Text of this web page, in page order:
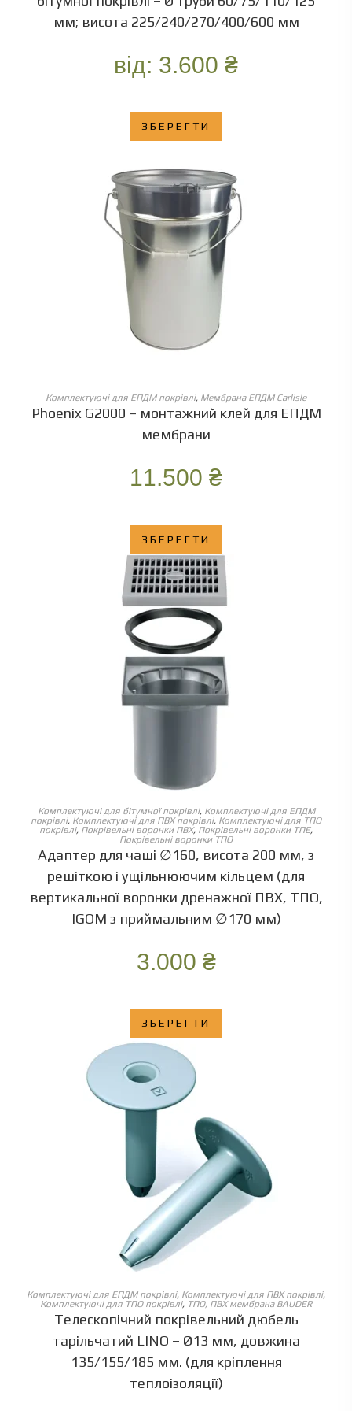
мм; висота 225/240/270/400/600 мм
від: 3.600 ₴
ЗБЕРЕГТИ
ОБЕРІТЬ ОПЦІЇ
Комплектуючі для ЕПДМ покрівлі, Мембрана ЕПДМ Carlisle
Phoenix G2000 – монтажний клей для ЕПДМ
мембрани
11.500 ₴
ЗБЕРЕГТИ
ОБЕРІТЬ ОПЦІЇ
Комплектуючі для бітумної покрівлі, Комплектуючі для ЕПДМ
покрівлі, Комплектуючі для ПВХ покрівлі, Комплектуючі для ТПО
покрівлі, Покрівельні воронки ПВХ, Покрівельні воронки ТПЕ,
Покрівельні воронки ТПО
Адаптер для чаші ∅160, висота 200 мм, з
решіткою і ущільнюючим кільцем (для
вертикальної воронки дренажної ПВХ, ТПО,
IGOM з приймальним ∅170 мм)
3.000 ₴
ЗБЕРЕГТИ
ОБЕРІТЬ ОПЦІЇ
Комплектуючі для ЕПДМ покрівлі, Комплектуючі для ПВХ покрівлі,
Комплектуючі для ТПО покрівлі, ТПО, ПВХ мембрана BAUDER
Телескопічний покрівельний дюбель
тарільчатий LINO – Ø13 мм, довжина
135/155/185 мм. (для кріплення
теплоізоляції)